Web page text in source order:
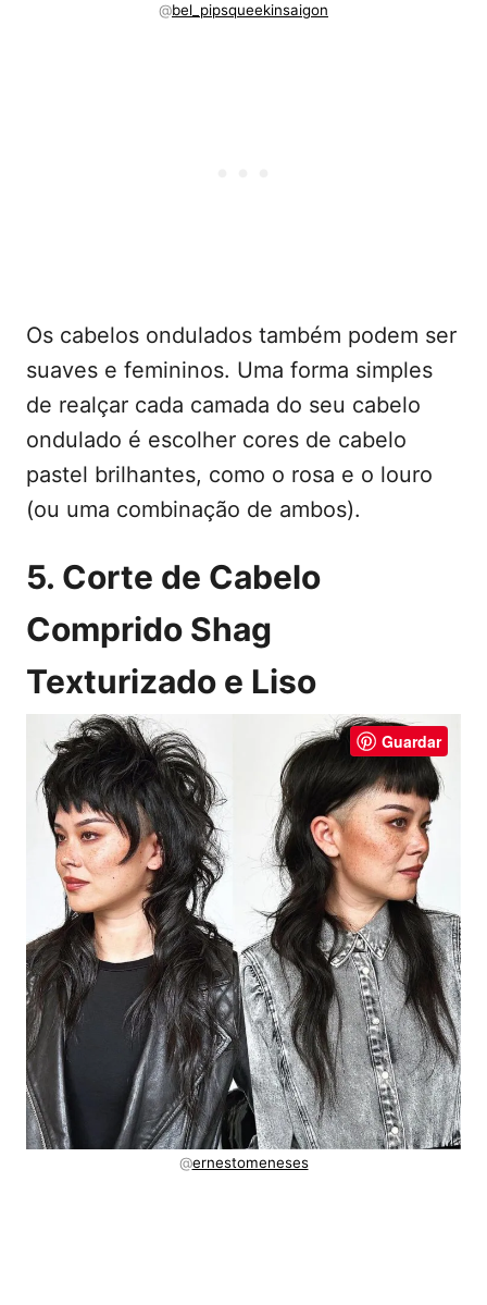
@bel_pipsqueekinsaigon
Os cabelos ondulados também podem ser
suaves e femininos. Uma forma simples
de realçar cada camada do seu cabelo
ondulado é escolher cores de cabelo
pastel brilhantes, como o rosa e o louro
(ou uma combinação de ambos).
5. Corte de Cabelo
Comprido Shag
Texturizado e Liso
Guardar
@ernestomeneses